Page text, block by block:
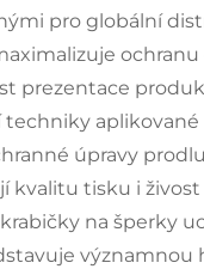
pro globální
prezentace
techniky
úpravy
kvalitu tisku i
na šperky
významnou